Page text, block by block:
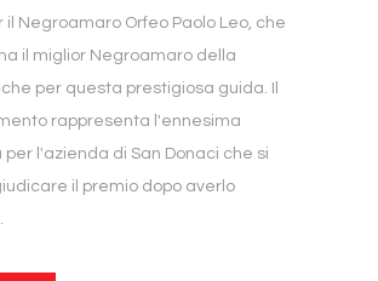
il Negroamaro Orfeo Paolo Leo, che
il miglior Negroamaro della
per questa prestigiosa guida. Il
rappresenta l'ennesima
l'azienda di San Donaci che si
il premio dopo averlo